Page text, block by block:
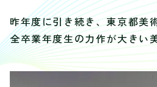
昨年度に引き続き、東京都美
全卒業年度生の力作が大きい